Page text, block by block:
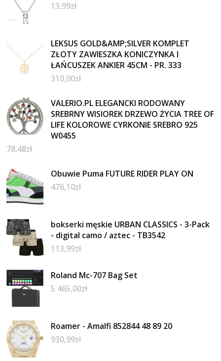
13,99zł
LEKSUS GOLD&AMP;SILVER KOMPLET
ZŁOTY ZAWIESZKA KONICZYNKA I
ŁAŃCUSZEK ANKIER 45CM - PR. 333
310,00zł
VALERIO.PL ELEGANCKI RODOWANY
SREBRNY WISIOREK DRZEWO ŻYCIA TREE OF
LIFE KOLOROWE CYRKONIE SREBRO 925
W0455
78,48zł
Obuwie Puma FUTURE RIDER PLAY ON
476,10zł
bokserki męskie URBAN CLASSICS - 3-Pack
- digital camo / aztec - TB3542
113,99zł
Roland Mc-707 Bag Set
5 465,00zł
Roamer - Amalfi 852844 48 89 20
930,99zł